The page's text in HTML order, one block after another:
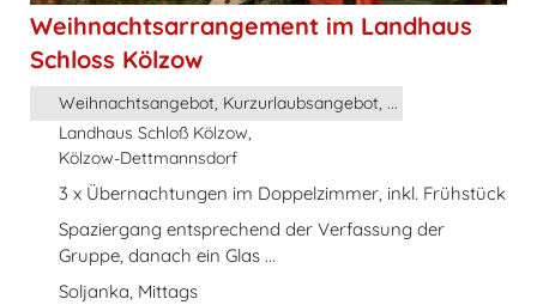
Weihnachtsarrangement im Landhaus
Schloss Kölzow
Weihnachtsangebot, Kurzurlaubsangebot, ...
Landhaus Schloß Kölzow,
Kölzow-Dettmannsdorf
3 x Übernachtungen im Doppelzimmer, inkl. Frühstück
Spaziergang entsprechend der Verfassung der
Gruppe, danach ein Glas ...
Soljanka, Mittags